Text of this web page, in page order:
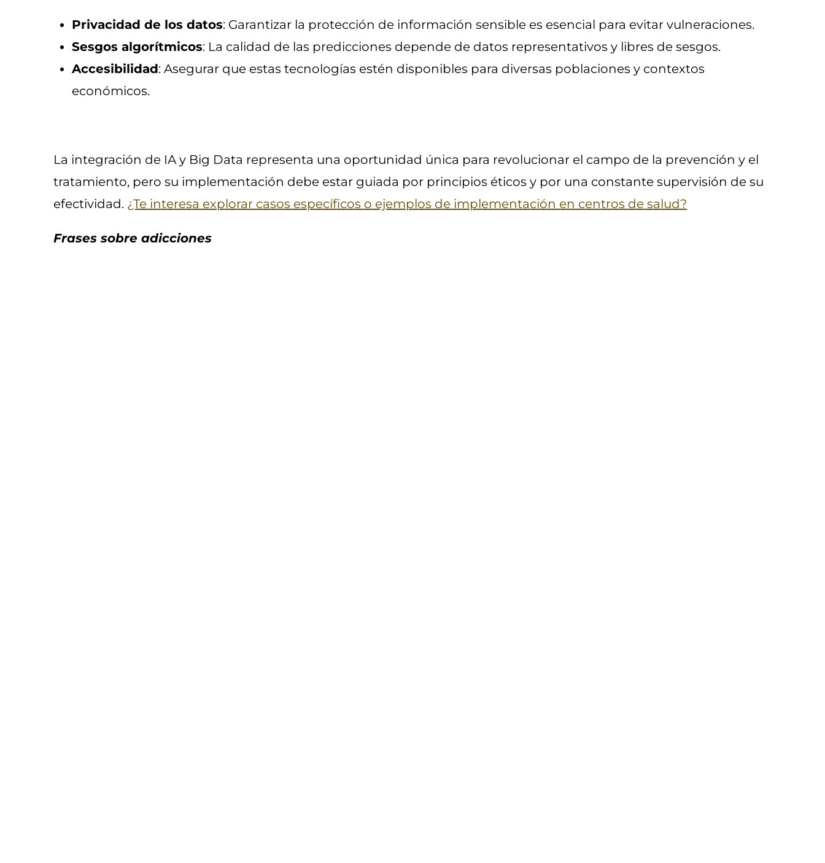
Privacidad de los datos: Garantizar la protección de información sensible es esencial para evitar vulneraciones.
Sesgos algorítmicos: La calidad de las predicciones depende de datos representativos y libres de sesgos.
Accesibilidad: Asegurar que estas tecnologías estén disponibles para diversas poblaciones y contextos
económicos.
La integración de IA y Big Data representa una oportunidad única para revolucionar el campo de la prevención y el
tratamiento, pero su implementación debe estar guiada por principios éticos y por una constante supervisión de su
efectividad. ¿Te interesa explorar casos específicos o ejemplos de implementación en centros de salud?
Frases sobre adicciones